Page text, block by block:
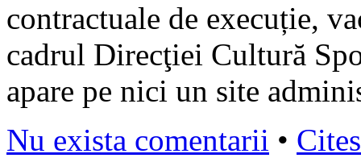
contractuale de execuție,
cadrul Direcţiei Cultură
apare pe nici un site
Nu exista comentarii •